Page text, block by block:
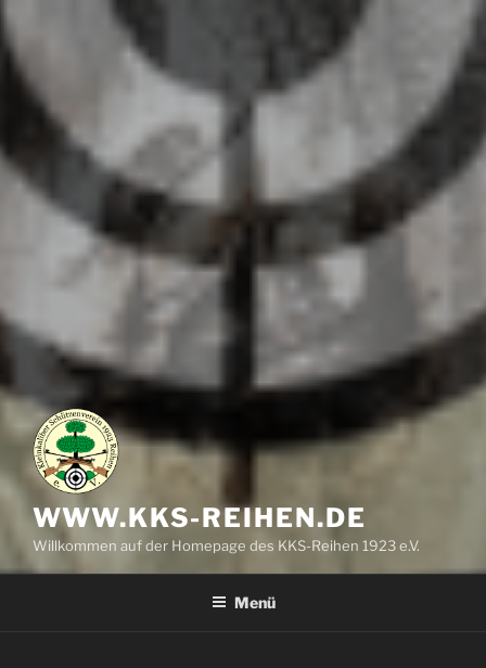
WWW.KKS-REIHEN.DE
Willkommen auf der Homepage des KKS-Reihen 1923 e.V.
Menü